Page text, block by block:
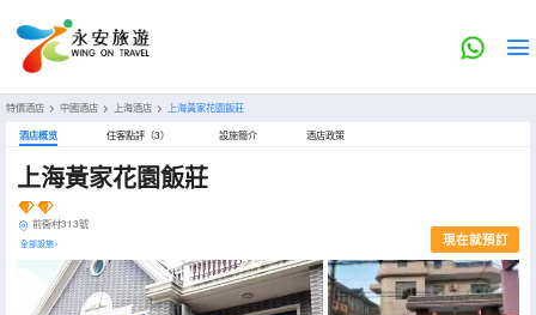
特價酒店 > 中國酒店 > 上海酒店 > 上海黃家花園飯莊
酒店概览 住客點評（3） 設施簡介 酒店政策
上海黃家花園飯莊
前衞村313號
全部設施> 現在就預訂